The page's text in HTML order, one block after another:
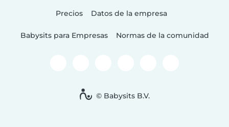
Precios Datos de la empresa
Babysits para Empresas Normas de la comunidad
© Babysits B.V.